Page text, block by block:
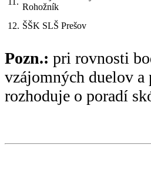
Rohožník
12. ŠŠK SLŠ Prešov
Pozn.: pri rovnosti
vzájomných duelov
rozhoduje o poradí